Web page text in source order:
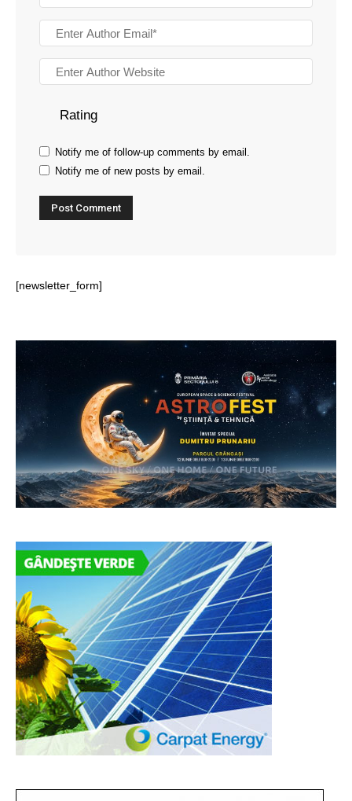
Rating
Notify me of follow-up comments by email.
Notify me of new posts by email.
[newsletter_form]